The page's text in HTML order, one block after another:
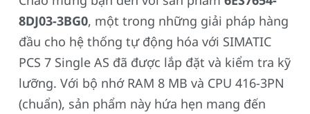
8DJ03-3BG0, một trong những giải pháp hàng
đầu cho hệ thống tự động hóa với SIMATIC
PCS 7 Single AS đã được lắp đặt và kiểm tra kỹ
lưỡng. Với bộ nhớ RAM 8 MB và CPU 416-3PN
(chuẩn), sản phẩm này hứa hẹn mang đến